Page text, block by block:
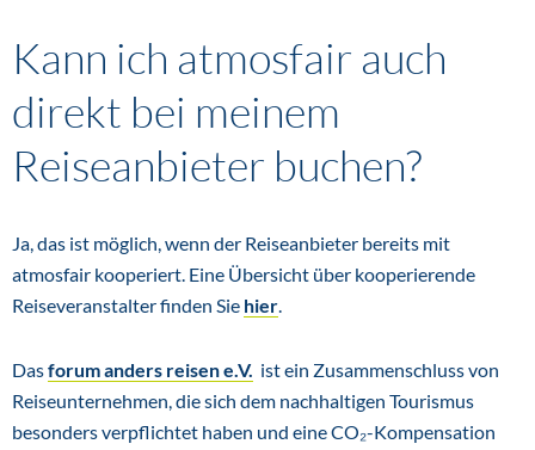
Kann ich atmosfair auch
direkt bei meinem
Reiseanbieter buchen?
Ja, das ist möglich, wenn der Reiseanbieter bereits mit
atmosfair kooperiert. Eine Übersicht über kooperierende
Reiseveranstalter finden Sie hier.
Dasforum anders reisen e.V. ist ein Zusammenschluss von
Reiseunternehmen, die sich dem nachhaltigen Tourismus
besonders verpflichtet haben und eine CO₂-Kompensation